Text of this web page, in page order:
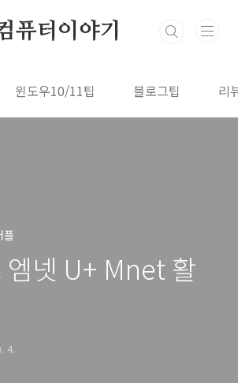
퓨터이야기
윈도우10/11팁 블로그팁 리
플
엠넷 U+ Mnet 활
4.